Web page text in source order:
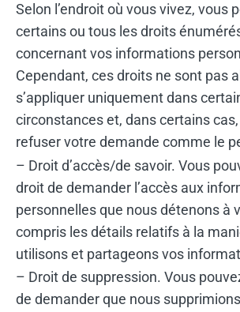
Selon l’endroit où vous vivez, vous
certains ou tous les droits
concernant vos informations
Cependant, ces droits ne sont pas
s’appliquer uniquement dans
circonstances et, dans certains
refuser votre demande comme le
– Droit d’accès/de savoir. Vous
droit de demander l’accès aux
personnelles que nous détenons à
compris les détails relatifs à la
utilisons et partageons vos
– Droit de suppression. Vous
de demander que nous